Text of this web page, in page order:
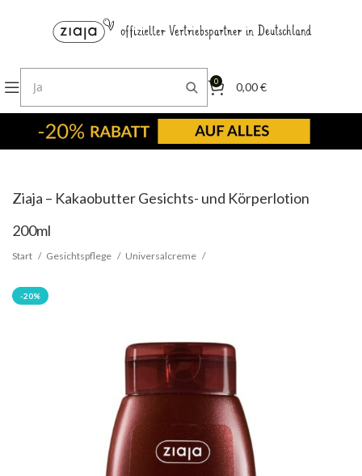
0 0,00€
Ziaja – Kakaobutter Gesichts- und Körperlotion
200ml
Start Gesichtspflege Universalcreme
-20%